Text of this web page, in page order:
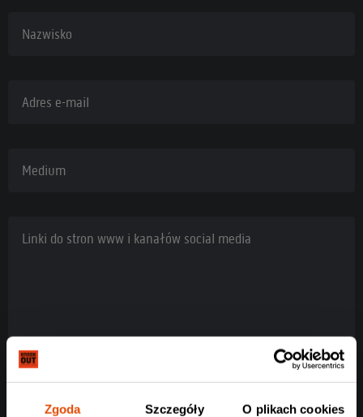
Zgoda Szczegóły O plikach cookies
Nazwisko
Adres e-mail
Medium
Linki do stron www i kanałów social media